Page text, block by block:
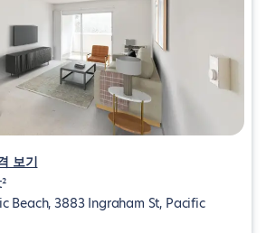
보기
Beach, 3883 Ingraham St, Pacific